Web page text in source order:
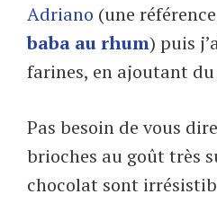
Adriano (une
baba au rhum) puis
farines, en ajoutant
Pas besoin de vous
brioches au goût très
chocolat sont